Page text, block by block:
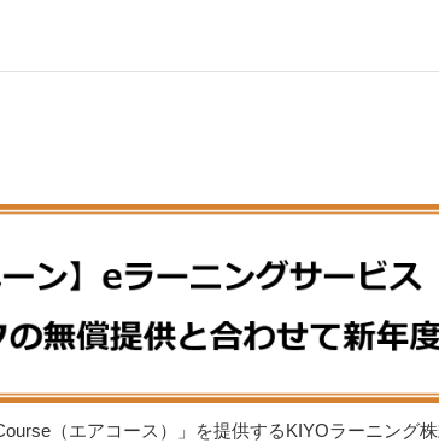
（エアコース）」を提供するKIYOラーニング